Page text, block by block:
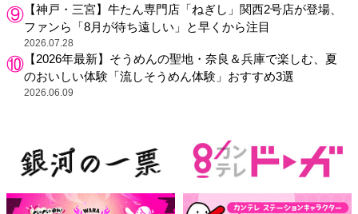
【神戸・三宮】牛たん専門店「ねぎし」関西2号店が登場、
ファンら「8月が待ち遠しい」と早くから注目
2026.07.28
【2026年最新】そうめんの聖地・奈良＆兵庫で楽しむ、夏
のおいしい体験「流しそうめん体験」おすすめ3選
2026.06.09